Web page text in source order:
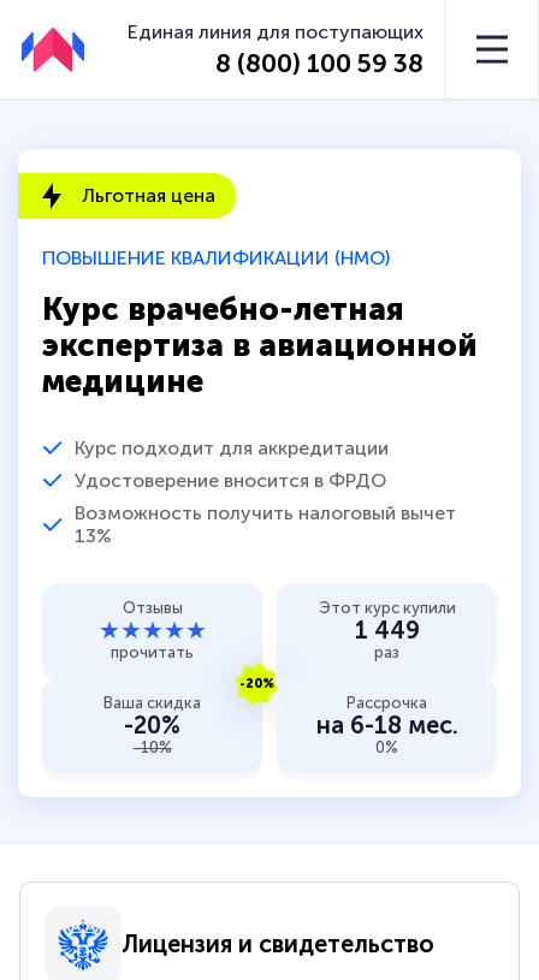
Единая линия для поступающих
8 (800) 100 59 38
ПОВЫШЕНИЕ КВАЛИФИКАЦИИ (НМО)
Курс врачебно-летная
экспертиза в авиационной
медицине
Курс подходит для аккредитации
Удостоверение вносится в ФРДО
Возможность получить налоговый вычет
13%
Льготная цена
Отзывы
★★★★★
прочитать
Этот курс купили
1 449
раз
-20%
Ваша скидка
-20%
-10%
Рассрочка
на 6-18 мес.
0%
Лицензия и свидетельство